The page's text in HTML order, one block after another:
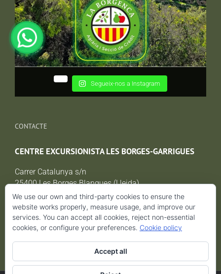
Segueix-nos a Instagram
CONTACTE
CENTRE EXCURSIONISTA LES BORGES-GARRIGUES
Carrer Catalunya s/n
25400 Les Borges Blanques (Lleida)
cxborgesgarrigues@gmail.com
AVÍS LEGAL i POLÍTICA DE PROTECCIÓ DE DADES
We use our own and third-party cookies to ensure the
website works properly, measure usage, and improve our
services. You can accept all cookies, reject non-essential
cookies, or configure your preferences. Cookie policy
Accept all